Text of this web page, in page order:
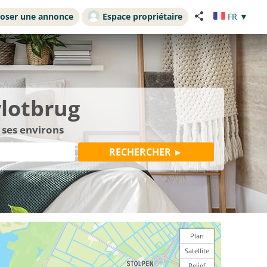
une annonce Espace propriétaire FR ▼
environs
Plan
Satellite